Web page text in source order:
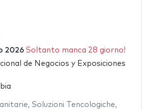
2026 Soltanto manca 28 giorno!
de Negocios y Exposiciones
, Soluzioni Tencologiche,